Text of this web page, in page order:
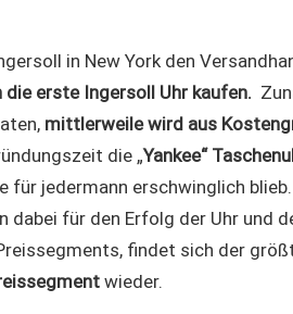
in New York den
erste Ingersoll Uhr kaufen.
mittlerweile wird aus
die „Yankee“
für jedermann erschwinglich blieb.
dabei für den Erfolg der Uhr und
findet sich der
wieder.